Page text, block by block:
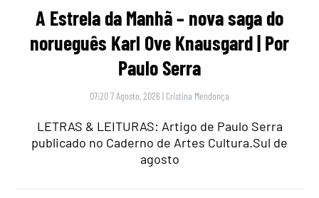
A Estrela da Manhã – nova saga do
norueguês Karl Ove Knausgard | Por
Paulo Serra
07:20 7 Agosto, 2026 | Cristina Mendonça
LETRAS & LEITURAS: Artigo de Paulo Serra
publicado no Caderno de Artes Cultura.Sul de
agosto